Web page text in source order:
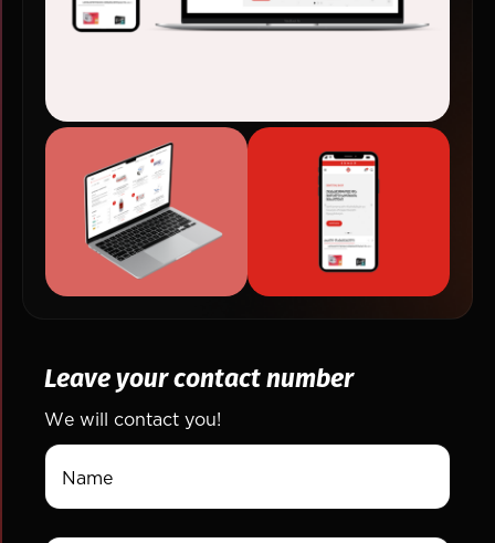
Leave your contact number
We will contact you!